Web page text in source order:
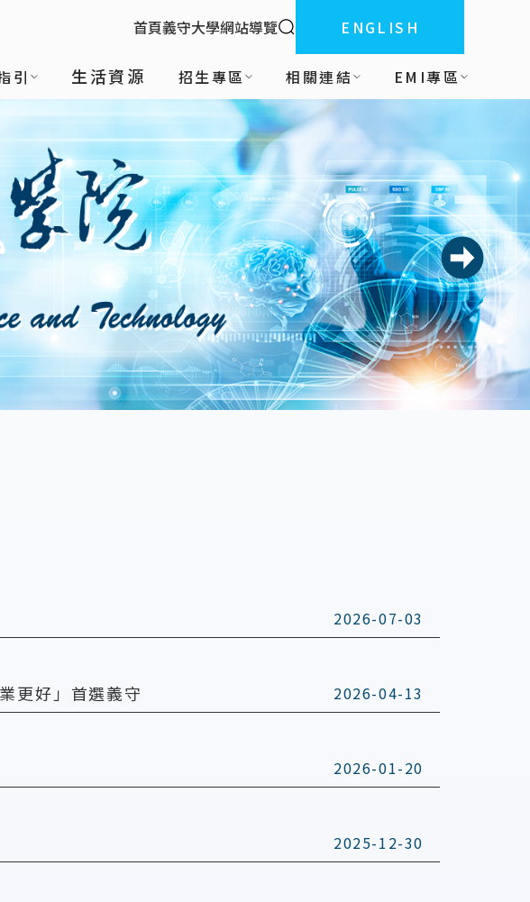
:::
首頁義守大學網站導覽 全站搜索ENGLISH
引 生活資源 招生專區 相關連結 EMI專區
下一則
2026-07-03
更好」首選義守 2026-04-13
2026-01-20
2025-12-30